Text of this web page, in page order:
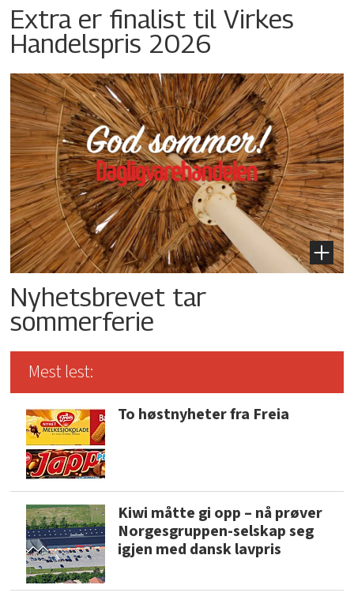
Extra er finalist til Virkes
Handelspris 2026
Nyhetsbrevet tar
sommerferie
Mest lest:
To høstnyheter fra Freia
Kiwi måtte gi opp – nå prøver
Norgesgruppen-selskap seg
igjen med dansk lavpris